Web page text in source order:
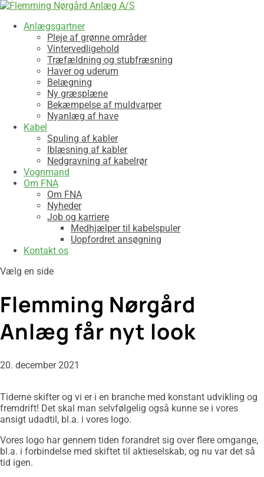
Anlægsgartner
Pleje af grønne områder
Vintervedligehold
Træfældning og stubfræsning
Haver og uderum
Belægning
Ny græsplæne
Bekæmpelse af muldvarper
Nyanlæg af have
Kabel
Spuling af kabler
Iblæsning af kabler
Nedgravning af kabelrør
Vognmand
Om FNA
Om FNA
Nyheder
Job og karriere
Medhjælper til kabelspuler
Uopfordret ansøgning
Kontakt os
Vælg en side
Flemming Nørgård
Anlæg får nyt look
20. december 2021
Tiderne skifter og vi er i en branche med konstant udvikling og
fremdrift! Det skal man selvfølgelig også kunne se i vores
ansigt udadtil, bl.a. i vores logo.
Vores logo har gennem tiden forandret sig over flere omgange,
bl.a. i forbindelse med skiftet til aktieselskab, og nu var det så
tid igen.